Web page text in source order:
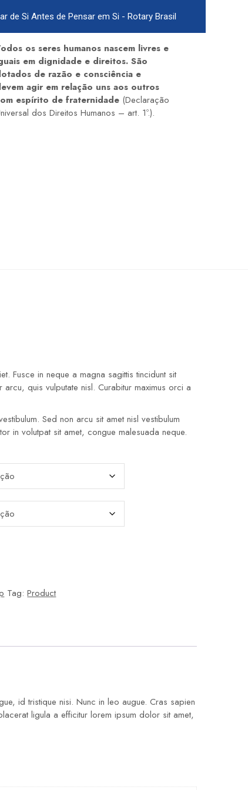
de Si Antes de Pensar em Si - Rotary Brasil
os seres humanos nascem livres e
em dignidade e direitos. São
de razão e consciência e
agir em relação uns aos outros
espírito de fraternidade (Declaração
dos Direitos Humanos – art. 1º.).
Fusce in neque a magna sagittis tincidunt sit
quis vulputate nisl. Curabitur maximus orci a
Sed non arcu sit amet nisl vestibulum
in volutpat sit amet, congue malesuada neque.
Tag:Product
id tristique nisi. Nunc in leo augue. Cras sapien
ligula a efficitur lorem ipsum dolor sit amet,